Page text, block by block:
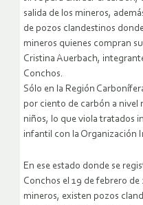
salida de los mineros,
de pozos clandestinos
mineros quienes compran
Cristina Auerbach,
Conchos.
Sólo en la Región
por ciento de carbón a nivel
niños, lo que viola tratados
infantil con la Organización
En ese estado donde se
Conchos el 19 de febrero
mineros, existen pozos